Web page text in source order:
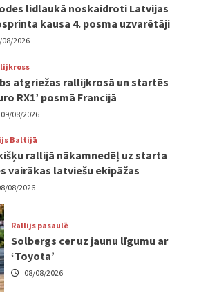
lidlaukā noskaidroti Latvijas
kausa 4. posma uzvarētāji
08/2026
atgriežas rallijkrosā un startēs
RX1’ posmā Francijā
09/08/2026
Baltijā
rallijā nākamnedēļ uz starta
vairākas latviešu ekipāžas
08/2026
Rallijs pasaulē
Solbergs cer uz jaunu līgumu ar
‘Toyota’
08/08/2026